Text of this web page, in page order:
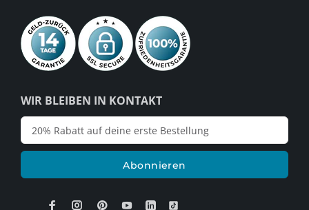
WIR BLEIBEN IN KONTAKT
Abonnieren